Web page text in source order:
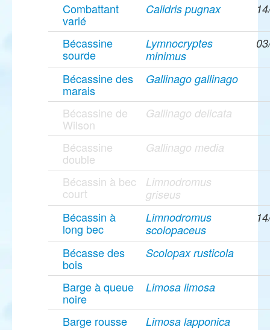
Combattant
varié
Calidris pugnax
Bécassine
sourde
Lymnocryptes
minimus
Bécassine des
marais
Gallinago gallinago
Bécassine de
Wilson
Gallinago delicata
Bécassine
double
Gallinago media
Bécassin à bec
court
Limnodromus
griseus
Bécassin à
long bec
Limnodromus
scolopaceus
Bécasse des
bois
Scolopax rusticola
Barge à queue
noire
Limosa limosa
Barge rousse Limosa lapponica